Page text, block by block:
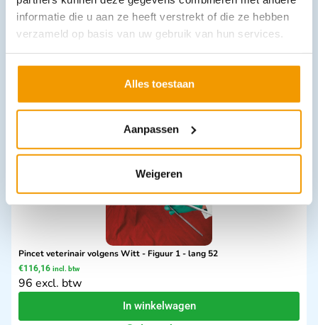
informatie die u aan ze heeft verstrekt of die ze hebben
verzameld op basis van uw gebruik van hun services.
Alles toestaan
Aanpassen
Weigeren
Pincet veterinair volgens Witt - Figuur 2 - lang 52
96 excl. btw
In winkelwagen
Leverbaar
Pincet veterinair volgens Witt - Figuur 1 - lang 52
€116,16 incl. btw
96 excl. btw
In winkelwagen